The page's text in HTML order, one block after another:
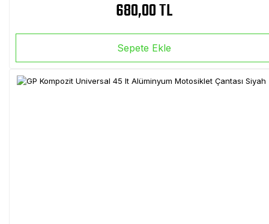
680,00 TL
Sepete Ekle